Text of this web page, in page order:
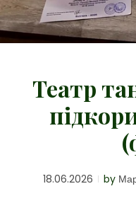
Театр
18.06.2026 by